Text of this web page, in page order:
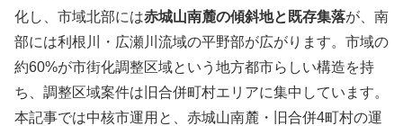
化し、市域北部には赤城山南麓の傾斜地と既存集落が、南
部には利根川・広瀬川流域の平野部が広がります。市域の
約60%が市街化調整区域という地方都市らしい構造を持
ち、調整区域案件は旧合併町村エリアに集中しています。
本記事では中核市運用と、赤城山南麓・旧合併4町村の運